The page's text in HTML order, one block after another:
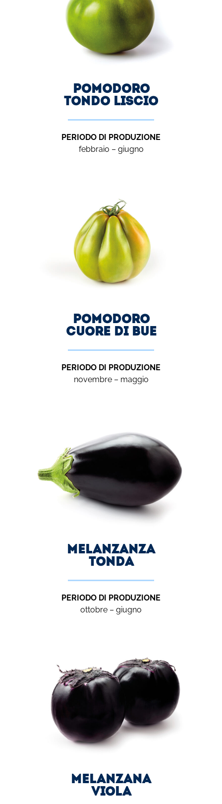
Pomodoro
TONDO Liscio
PERIODO DI PRODUZIONE
febbraio – giugno
Pomodoro
cuore di bue
PERIODO DI PRODUZIONE
novembre – maggio
melanzanza
tonda
PERIODO DI PRODUZIONE
ottobre – giugno
melanzana
viola